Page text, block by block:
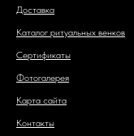
Доставка
Каталог ритуальных венков
Сертификаты
Фотогалерея
Карта сайта
Контакты